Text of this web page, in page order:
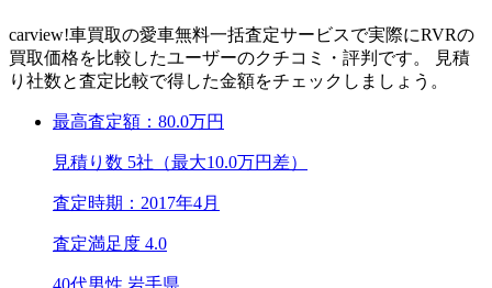
carview!車買取の愛車無料一括査定サービスで実際にRVRの
買取価格を比較したユーザーのクチコミ・評判です。 見積
り社数と査定比較で得した金額をチェックしましょう。
最高査定額： 80.0万円
見積り数 5社（最大10.0万円差）
査定時期： 2017年4月
査定満足度 4.0
40代男性 岩手県